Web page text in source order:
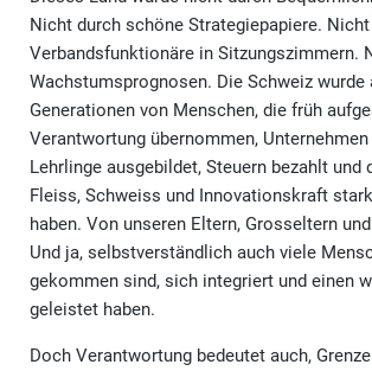
Nicht durch schöne Strategiepapiere.
Verbandsfunktionäre in Sitzungszimmern.
Wachstumsprognosen. Die Schweiz wurde
Generationen von Menschen, die früh
Verantwortung übernommen, Unternehmen
Lehrlinge ausgebildet, Steuern bezahlt und
Fleiss, Schweiss und Innovationskraft
haben. Von unseren Eltern, Grosseltern
Und ja, selbstverständlich auch viele
gekommen sind, sich integriert und einen
geleistet haben.
Doch Verantwortung bedeutet auch,